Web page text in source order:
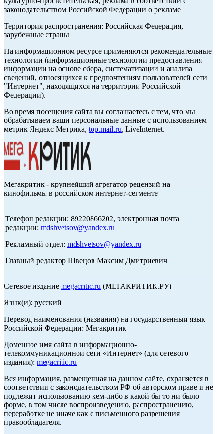
законодательством Российской Федерации о рекламе
Территория распространения: Российская Федерация,
зарубежные страны
На информационном ресурсе применяются рекомендательные
технологии (информационные технологии предоставления
информации на основе сбора, систематизации и анализа
сведений, относящихся к предпочтениям пользователей сети
"Интернет", находящихся на территории Российской
Федерации).
Во время посещения сайта вы соглашаетесь с тем, что мы
обрабатываем ваши персональные данные с использованием
метрик Яндекс Метрика, top.mail.ru, LiveInternet.
Мегакритик - крупнейший агрегатор рецензий на
кинофильмы в российском интернет-сегменте
Телефон редакции: 89220866202, электронная почта
редакции: mdshvetsov@yandex.ru
Рекламный отдел: mdshvetsov@yandex.ru
Главный редактор Швецов Максим Дмитриевич
Сетевое издание megacritic.ru (МЕГАКРИТИК.РУ)
Язык(и): русский
Перевод наименования (названия) на государственный язык
Российской Федерации: Мегакритик
Доменное имя сайта в информационно-
телекоммуникационной сети «Интернет» (для сетевого
издания): megacritic.ru
Вся информация, размещенная на данном сайте, охраняется в
соответствии с законодательством РФ об авторском праве и не
подлежит использованию кем-либо в какой бы то ни было
форме, в том числе воспроизведению, распространению,
переработке не иначе как с письменного разрешения
правообладателя.